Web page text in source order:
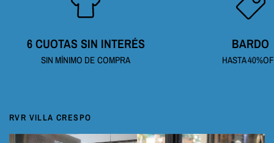
6 CUOTAS SIN INTERÉS
SIN MÍNIMO DE COMPRA
BARDO
HASTA
RVR VILLA CRESPO